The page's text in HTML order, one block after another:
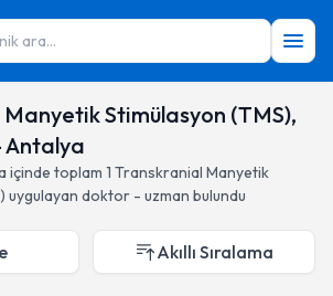
ara...
Stimülasyon (TMS),
Antalya
içinde toplam 1 Transkranial Manyetik
uygulayan doktor - uzman bulundu
Akıllı Sıralama